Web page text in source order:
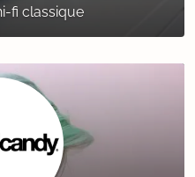
fi classique